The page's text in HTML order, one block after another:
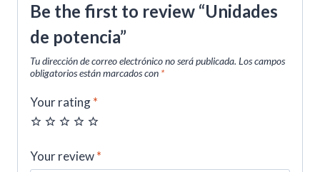
Be the first to review “Unidades
de potencia”
Tu dirección de correo electrónico no será publicada. Los campos
obligatorios están marcados con *
Your rating*
Your review*